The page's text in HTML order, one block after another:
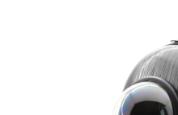
hvězdiček.